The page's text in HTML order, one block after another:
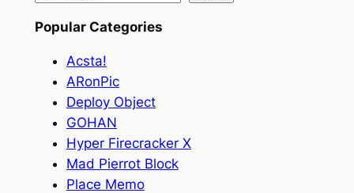
Popular Categories
Acsta!
ARonPic
Deploy Object
GOHAN
Hyper Firecracker X
Mad Pierrot Block
Place Memo